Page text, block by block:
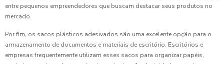
entre pequenos empreendedores que buscam destacar seus produtos no
mercado.
Por fim, os sacos plásticos adesivados são uma excelente opção para o
armazenamento de documentos e materiais de escritório. Escritórios e
empresas frequentemente utilizam esses sacos para organizar papéis,